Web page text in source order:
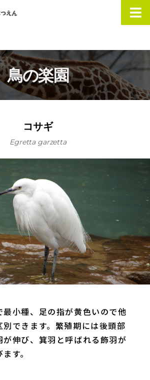
鳥の楽園
コサギ
Egretta garzetta
最小種、足の指が黄色いので他
できます。繁殖期には後頭部
が伸び、箕羽と呼ばれる飾羽が
す。